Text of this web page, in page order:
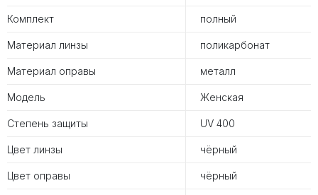
Комплект полный
Материал линзы поликарбонат
Материал оправы металл
Модель Женская
Степень защиты UV 400
Цвет линзы чёрный
Цвет оправы чёрный